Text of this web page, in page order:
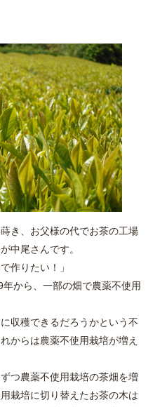
き、お父様の代でお茶の工場
中尾さんです。
作りたい！」
から、一部の畑で農薬不使用
収穫できるだろうかという不
からは農薬不使用栽培が増え
つ農薬不使用栽培の茶畑を増
栽培に切り替えたお茶の木は